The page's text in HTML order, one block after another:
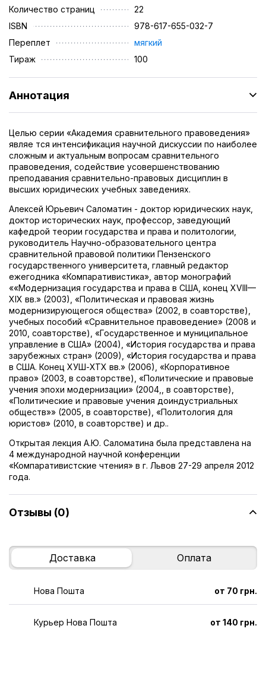
Количество страниц
22
ISBN
978-617-655-032-7
Переплет
мягкий
Тираж
100
Аннотация
Целью серии «Академия сравнительного правоведения»
являе тся интенсификация научной дискуссии по наиболее
сложным и актуальным вопросам сравнительного
правоведения, содействие усовершенствованию
преподавания сравнительно-правовых дисциплин в
высших юридических учебных заведениях.
Алексей Юрьевич Саломатин - доктор юридических наук,
доктор исторических наук, профессор, заведующий
кафедрой теории государства и права и политологии,
руководитель Научно-образовательного центра
сравнительной правовой политики Пензенского
государственного университета, главный редактор
ежегодника «Компаративистика», автор монографий
««Модернизация государства и права в США, конец XVIII—
XIX вв.» (2003), «Политическая и правовая жизнь
модернизирующегося общества» (2002, в соавторстве),
учебных пособий «Сравнительное правоведение» (2008 и
2010, соавторстве), «Государственное и муниципальное
управление в США» (2004), «История государства и права
зарубежных стран» (2009), «История государства и права
в США. Конец ХУШ-ХТХ вв.» (2006), «Корпоративное
право» (2003, в соавторстве), «Политические и правовые
учения эпохи модернизации» (2004,, в соавторстве),
«Политические и правовые учения доиндустриальных
обществ»» (2005, в соавторстве), «Политология для
юристов» (2010, в соавторстве) и др..
Открытая лекция А.Ю. Саломатина была представлена на
4 международной научной конференции
«Компаративистские чтения» в г. Львов 27-29 апреля 2012
года.
Отзывы (0)
Доставка Оплата
Нова Пошта от 70 грн.
Курьер Нова Пошта от 140 грн.